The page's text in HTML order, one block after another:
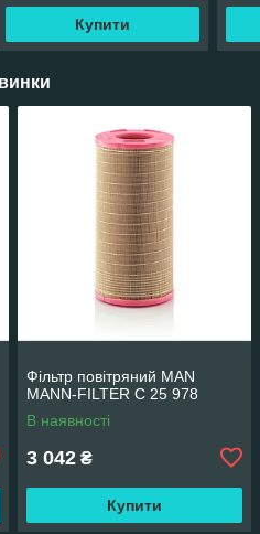
Купити
Фільтр повітряний MAN
MANN-FILTER C 25 978
В наявності
3 042 ₴
Купити